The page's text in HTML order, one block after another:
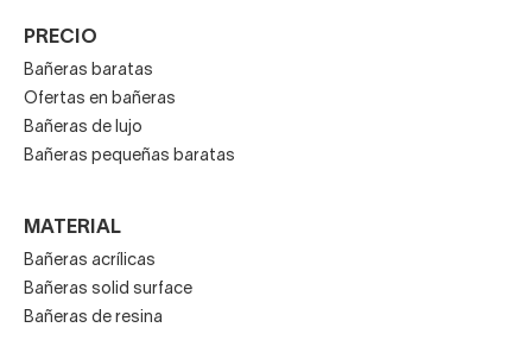
PRECIO
Bañeras baratas
Ofertas en bañeras
Bañeras de lujo
Bañeras pequeñas baratas
MATERIAL
Bañeras acrílicas
Bañeras solid surface
Bañeras de resina